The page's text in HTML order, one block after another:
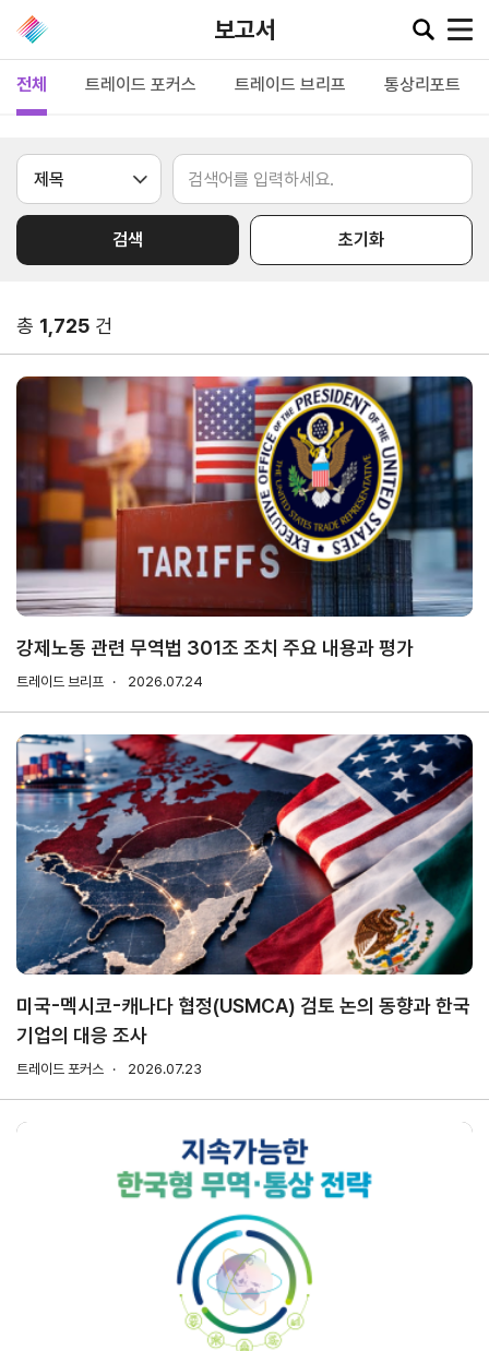
보고서
공지·뉴스
협회소
공지사항
포토뉴스
입찰공고
무역동
향
무역뉴스
해외시장동향
유관기관소식
환율/
원자재
동향
원자재
시장
정보
KITA
연구·통계·관세
국제무
역통상
연구원
소개
소부장산업
공급망센터
통상뉴스
수입규제
무역통
계
국내통계
해외통계
IMF
세계통계
관세/
비관세
FAQ
지원·사업
KITA
발급
수출역
AI
빅데이
터
맞춤분
석
trade
입점
전체 트레이드 포커스 트레이드 브리프 통상리포트
검색 초기화
총 1,725 건
강제노동 관련 무역법 301조 조치 주요 내용과 평가
트레이드 브리프 2026.07.24
미국-멕시코-캐나다 협정(USMCA) 검토 논의 동향과 한국
기업의 대응 조사
트레이드 포커스 2026.07.23